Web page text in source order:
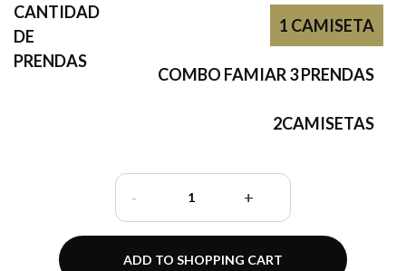
CANTIDAD
DE
PRENDAS
1 CAMISETA
COMBO FAMIAR 3 PRENDAS
2CAMISETAS
- +